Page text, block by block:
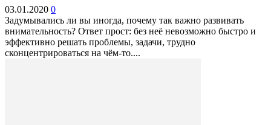
03.01.2020 0
Задумывались ли вы иногда, почему так важно развивать
внимательность? Ответ прост: без неё невозможно быстро и
эффективно решать проблемы, задачи, трудно
сконцентрироваться на чём-то....